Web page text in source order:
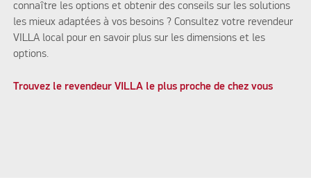
connaître les options et obtenir des conseils sur les solutions
les mieux adaptées à vos besoins ? Consultez votre revendeur
VILLA local pour en savoir plus sur les dimensions et les
options.
Trouvez le revendeur VILLA le plus proche de chez vous